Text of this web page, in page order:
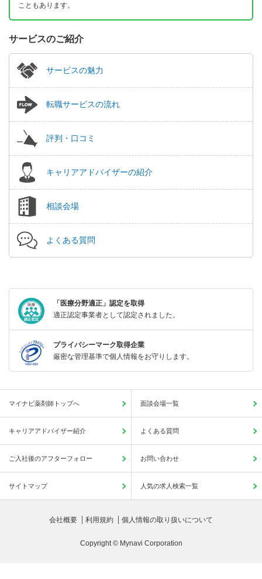
こともあります。
サービスのご紹介
サービスの魅力
転職サービスの流れ
評判・口コミ
キャリアアドバイザーの紹介
相談会場
よくある質問
「医療分野適正」認定を取得
適正認定事業者として認定されました。
プライバシーマーク取得企業
厳密な管理基準で個人情報をお守りします。
マイナビ薬剤師トップへ 面談会場一覧
キャリアアドバイザー紹介 よくある質問
ご入社後のアフターフォロー お問い合わせ
サイトマップ 人気の求人検索一覧
会社概要 利用規約 個人情報の取り扱いについて
Copyright © Mynavi Corporation